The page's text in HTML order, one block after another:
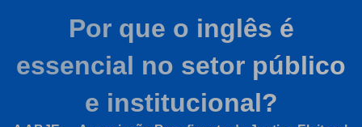
Por que o inglês é
essencial no setor público
e institucional?